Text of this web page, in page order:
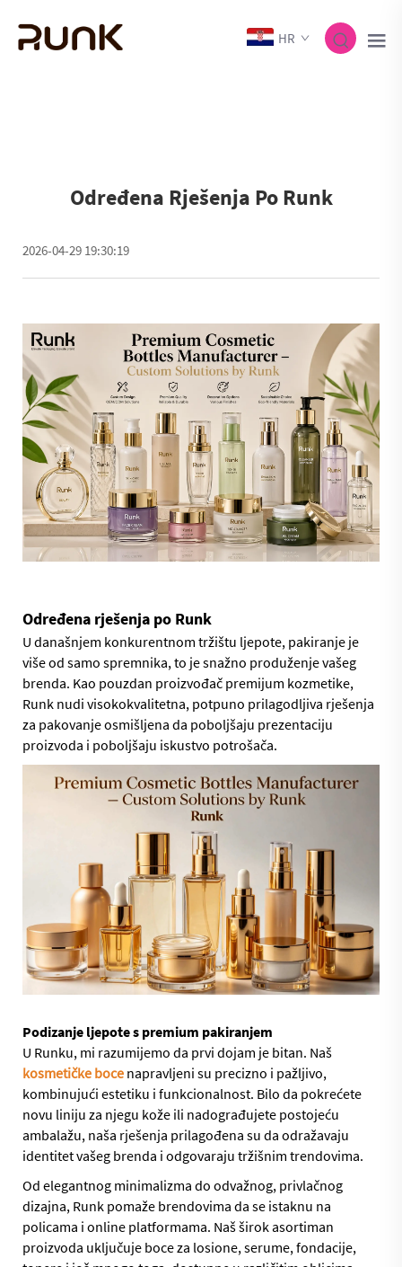
HR
Određena Rješenja Po Runk
2026-04-29 19:30:19
Određena rješenja po Runk
U današnjem konkurentnom tržištu ljepote, pakiranje je
više od samo spremnika, to je snažno produženje vašeg
brenda. Kao pouzdan proizvođač premijum kozmetike,
Runk nudi visokokvalitetna, potpuno prilagodljiva rješenja
za pakovanje osmišljena da poboljšaju prezentaciju
proizvoda i poboljšaju iskustvo potrošača.
Podizanje ljepote s premium pakiranjem
U Runku, mi razumijemo da prvi dojam je bitan. Naš
kosmetičke boce napravljeni su precizno i pažljivo,
kombinujući estetiku i funkcionalnost. Bilo da pokrećete
novu liniju za njegu kože ili nadograđujete postojeću
ambalažu, naša rješenja prilagođena su da odražavaju
identitet vašeg brenda i odgovaraju tržišnim trendovima.
Od elegantnog minimalizma do odvažnog, privlačnog
dizajna, Runk pomaže brendovima da se istaknu na
policama i online platformama. Naš širok asortiman
proizvoda uključuje boce za losione, serume, fondacije,